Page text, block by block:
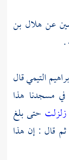
عنهلال بن
.
التيميقال
في مسجدنا هذا
زلزلت حتى بلغ
قال : إن هذا